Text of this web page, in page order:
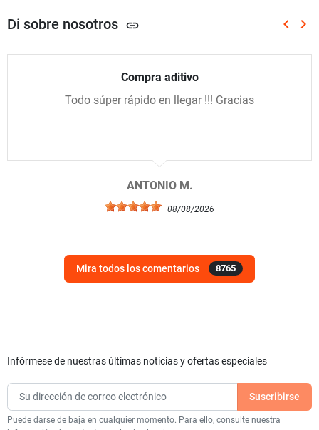
Di sobre nosotros link keyboard_arrow_left keyboard_arrow_right
Compra aditivo
Todo súper rápido en llegar !!! Gracias
ANTONIO M.
08/08/2026
Mira todos los comentarios 8765
Infórmese de nuestras últimas noticias y ofertas especiales
Puede darse de baja en cualquier momento. Para ello, consulte nuestra